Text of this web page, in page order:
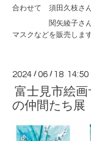
合わせて 須田久枝さ
関矢綾子さん制作
マスクなどを販売しま
2024 /06 / 18 14:50
富士見市絵
の仲間たち展